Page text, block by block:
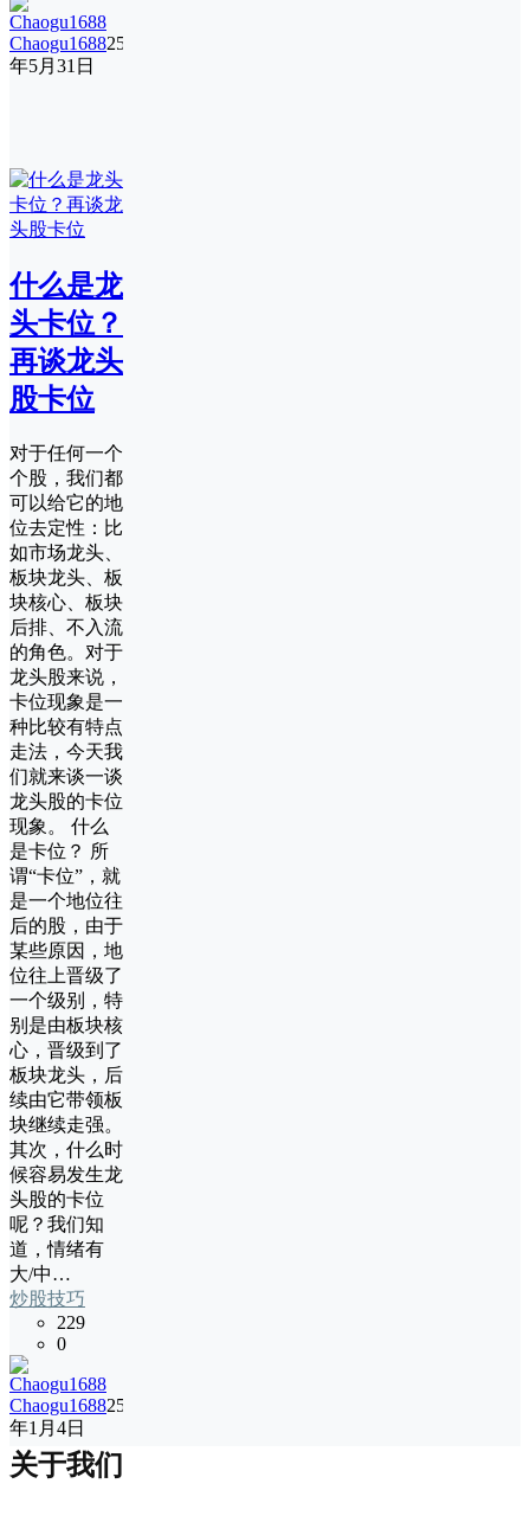
Chaogu168825
年5月31日
什么是龙
头卡位？
再谈龙头
股卡位
对于任何一个
个股，我们都
可以给它的地
位去定性：比
如市场龙头、
板块龙头、板
块核心、板块
后排、不入流
的角色。对于
龙头股来说，
卡位现象是一
种比较有特点
走法，今天我
们就来谈一谈
龙头股的卡位
现象。 什么
是卡位？ 所
谓“卡位”，就
是一个地位往
后的股，由于
某些原因，地
位往上晋级了
一个级别，特
别是由板块核
心，晋级到了
板块龙头，后
续由它带领板
块继续走强。
其次，什么时
候容易发生龙
头股的卡位
呢？我们知
道，情绪有
大/中…
炒股技巧
229
0
Chaogu168825
年1月4日
关于我们